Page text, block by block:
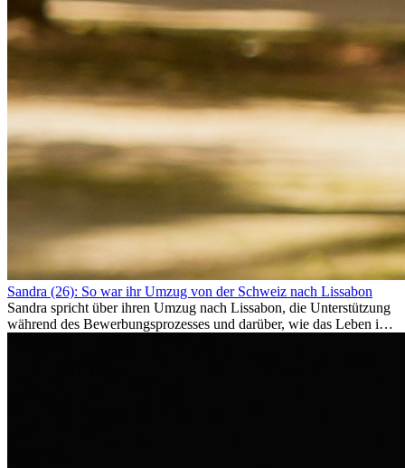
Sandra (26): So war ihr Umzug von der Schweiz nach Lissabon
Sandra spricht über ihren Umzug nach Lissabon, die Unterstützung
während des Bewerbungsprozesses und darüber, wie das Leben im